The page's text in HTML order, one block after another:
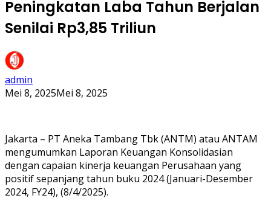
Peningkatan Laba Tahun Berjalan
Senilai Rp3,85 Triliun
admin
Mei 8, 2025Mei 8, 2025
Jakarta – PT Aneka Tambang Tbk (ANTM) atau ANTAM
mengumumkan Laporan Keuangan Konsolidasian
dengan capaian kinerja keuangan Perusahaan yang
positif sepanjang tahun buku 2024 (Januari-Desember
2024, FY24), (8/4/2025).